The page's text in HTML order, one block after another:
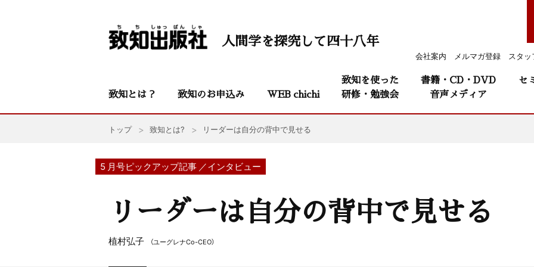
会社案内 メルマガ登録 スタ
人間学を探究して四十八年
致知とは？ 致知のお申込み WEB chichi
致知を使った
研修・勉強会
書籍・CD・DVD
音声メディア
セ
トップ 致知とは? リーダーは自分の背中で見せる
5 月号ピックアップ記事 ／インタビュー
リーダーは自分の背中で見せる
植村弘子 （ユーグレナCo-CEO）